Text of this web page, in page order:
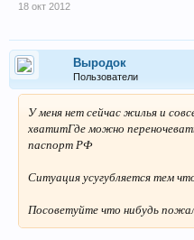
18 окт 2012
Выродок
Пользователи
У меня нет сейчас жилья и
хватитГде можно
паспорт РФ
Ситуация усугубляется тем
Посоветуйте что нибудь